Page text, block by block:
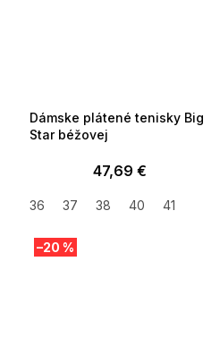
Dámske plátené tenisky Big
Star béžovej
47,69 €
36 37 38 40 41
–20 %